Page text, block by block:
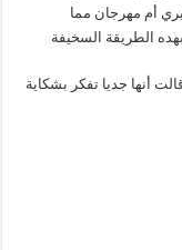
أم مهرجان مما
الطريقة السخيفة
أنها جديا تفكر بشكاية